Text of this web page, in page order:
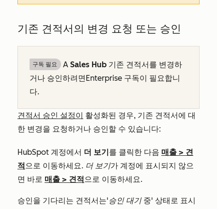
기존 견적서의 변경 요청 또는 승인
구독 필요 A Sales Hub 기존 견적서를 변경하
거나 승인하려면 Enterprise 구독이 필요합니
다.
견적서 승인 설정이
활성화된 경우, 기존 견적서에 대
한 변경을 요청하거나 승인할 수 있습니다:
HubSpot 계정에서 더 보기 를 클릭한 다음 매출 > 견
적 으로 이동하세요. 더 보기가 계정에 표시되지 않으
면 바로 매출 > 견적 으로 이동하세요.
승인을 기다리는 견적서는'승인 대기중' 상태로 표시